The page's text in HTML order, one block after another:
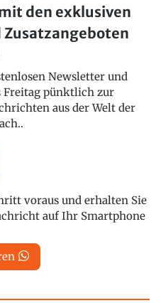
den exklusiven
Zusatzangeboten
Newsletter und
Freitag pünktlich zur
aus der Welt der
voraus und erhalten Sie
auf Ihr Smartphone